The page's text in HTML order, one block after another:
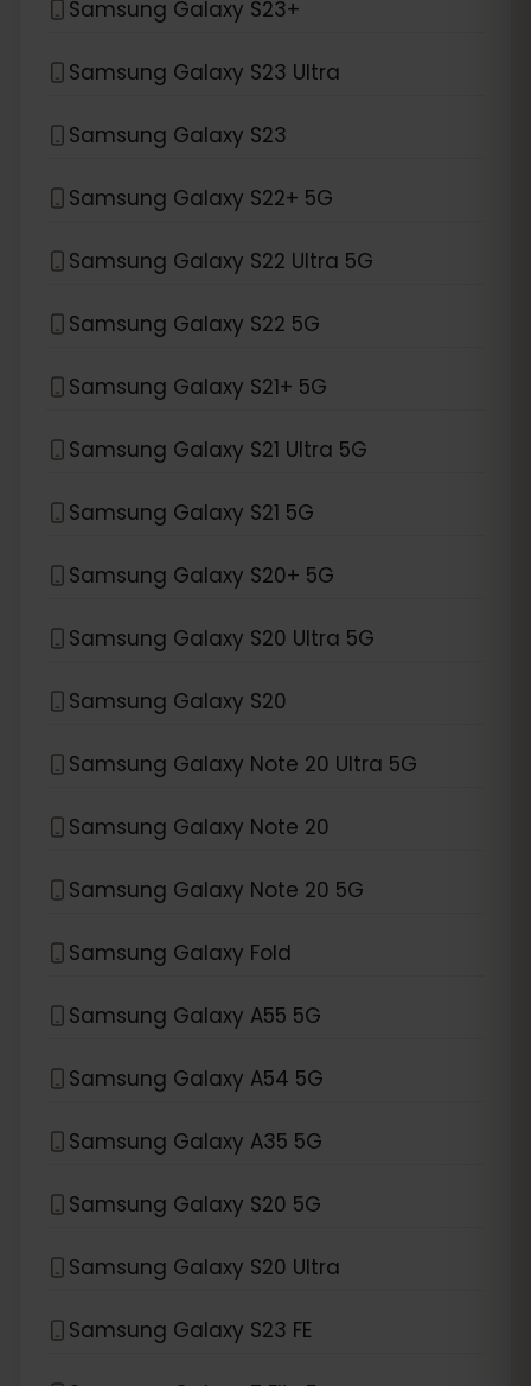
Samsung Galaxy S23+
Samsung Galaxy S23 Ultra
Samsung Galaxy S23
Samsung Galaxy S22+ 5G
Samsung Galaxy S22 Ultra 5G
Samsung Galaxy S22 5G
Samsung Galaxy S21+ 5G
Samsung Galaxy S21 Ultra 5G
Samsung Galaxy S21 5G
Samsung Galaxy S20+ 5G
Samsung Galaxy S20 Ultra 5G
Samsung Galaxy S20
Samsung Galaxy Note 20 Ultra 5G
Samsung Galaxy Note 20
Samsung Galaxy Note 20 5G
Samsung Galaxy Fold
Samsung Galaxy A55 5G
Samsung Galaxy A54 5G
Samsung Galaxy A35 5G
Samsung Galaxy S20 5G
Samsung Galaxy S20 Ultra
Samsung Galaxy S23 FE